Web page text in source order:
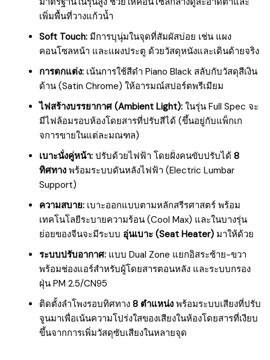
เพิ่มพื้นที่วางแก้วน้ำ
Soft Touch: มีการบุนุ่มในจุดที่สัมผัสบ่อย เช่น แผง
คอนโซลหน้า และแผงประตู ด้วยวัสดุหนังและเดินด้ายจริง
การตกแต่ง: เน้นการใช้สีดำ Piano Black สลับกับวัสดุสีเงิน
ด้าน (Satin Chrome) ให้อารมณ์สปอร์ตพรีเมียม
ไฟสร้างบรรยากาศ (Ambient Light): ในรุ่น Full Spec จะ
มีไฟล้อมรอบห้องโดยสารที่ปรับสีได้ (ขึ้นอยู่กับแพ็กเก
จการขายในแต่ละมณฑล)
เบาะนั่งคู่หน้า: ปรับด้วยไฟฟ้า โดยฝั่งคนขับปรับได้ 8
ทิศทาง พร้อมระบบดันหลังไฟฟ้า (Electric Lumbar
Support)
ความสบาย: เบาะออกแบบตามหลักสรีรศาสตร์ พร้อม
เทคโนโลยีระบายความร้อน (Cool Max) และในบางรุ่น
ย่อยของจีนจะมีระบบ อุ่นเบาะ (Seat Heater) มาให้ด้วย
ระบบปรับอากาศ: แบบ Dual Zone แยกอิสระซ้าย-ขวา
พร้อมช่องแอร์สำหรับผู้โดยสารตอนหลัง และระบบกรอง
ฝุ่น PM 2.5/CN95
ติดตั้งลำโพงรอบทิศทาง 8 ตำแหน่ง พร้อมระบบเสียงที่ปรับ
จูนมาเพื่อเน้นความโปร่งใสของเสียงในห้องโดยสารที่เงียบ
ขึ้นจากการเพิ่มวัสดุซับเสียงในหลายจุด